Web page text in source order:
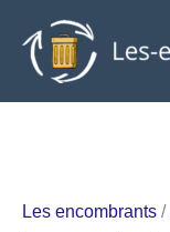
contenu
Les encombrants /